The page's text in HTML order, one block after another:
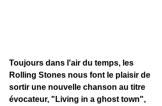
Toujours dans l'air du temps, les
Rolling Stones nous font le plaisir de
sortir une nouvelle chanson au titre
évocateur, "Living in a ghost town",